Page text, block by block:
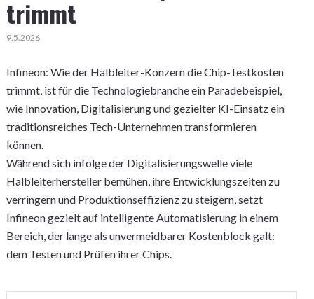
trimmt
9.5.2026
Infineon: Wie der Halbleiter-Konzern die Chip-Testkosten
trimmt, ist für die Technologiebranche ein Paradebeispiel,
wie Innovation, Digitalisierung und gezielter KI-Einsatz ein
traditionsreiches Tech-Unternehmen transformieren
können.
Während sich infolge der Digitalisierungswelle viele
Halbleiterhersteller bemühen, ihre Entwicklungszeiten zu
verringern und Produktionseffizienz zu steigern, setzt
Infineon gezielt auf intelligente Automatisierung in einem
Bereich, der lange als unvermeidbarer Kostenblock galt:
dem Testen und Prüfen ihrer Chips.